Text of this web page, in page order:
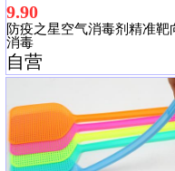
9.90
防疫之星空气消毒剂精准靶
消毒
自营